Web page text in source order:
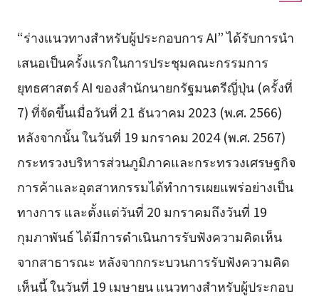
“ร่างแนวทางสำหรับผู้ประกอบการ AI” ได้รับการนำ
เสนอเป็นครั้งแรกในการประชุมคณะกรรมการ
ยุทธศาสตร์ AI ของสำนักนายกรัฐมนตรีญี่ปุ่น (ครั้งที่
7) ที่จัดขึ้นเมื่อวันที่ 21 ธันวาคม 2023 (พ.ศ. 2566)
หลังจากนั้น ในวันที่ 19 มกราคม 2024 (พ.ศ. 2567)
กระทรวงบริหารส่วนภูมิภาคและกระทรวงเศรษฐกิจ
การค้าและอุตสาหกรรมได้ทำการเผยแพร่อย่างเป็น
ทางการ และตั้งแต่วันที่ 20 มกราคมถึงวันที่ 19
กุมภาพันธ์ ได้มีการดำเนินการรับฟังความคิดเห็น
จากสาธารณะ หลังจากกระบวนการรับฟังความคิด
เห็นนี้ ในวันที่ 19 เมษายน แนวทางสำหรับผู้ประกอบ